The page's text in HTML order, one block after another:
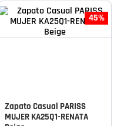
45%
Zapato Casual PARISS
MUJER KA25Q1-RENATA